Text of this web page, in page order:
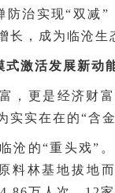
治实现“双减”
长，成为临沧
激活发展新动
，更是经济财
实实在在的“含
沧的“重头戏”
料林基地拔地